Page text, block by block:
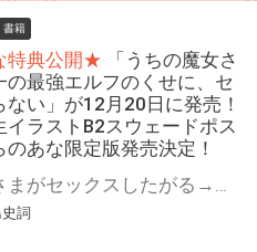
書籍
特典公開★
「うちの魔女さ
の最強エルフのくせに、セ
ない」が12月20日に発売！
イラストB2スウェードポス
のあな限定版発売決定！
うちの魔女さまがセックスしたがる→どうする？ 人気ラノベ作家の手島史詞先生が美少女文庫に登場！ 「うちの魔女さまは世界唯一の最強エルフのくせに、セックスを知らない」が12月20日(月)に発売！ とらのあなでは発売を記念して、トモゼロ先生のイラストを使用したB2スウェードポスター付きとらのあな限定版を発売いたします！ とらのあなでしか買えない限定版をお見逃しなく！
詞